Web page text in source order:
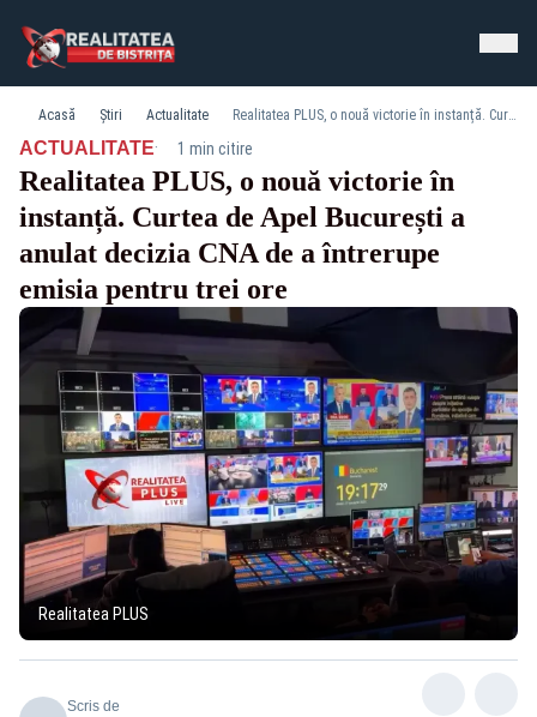
Acasă Știri Actualitate Realitatea PLUS, o nouă victorie în instanță. Curtea de Apel București a anulat decizia CNA de a întrerupe emisia pentru trei ore
ACTUALITATE· 1 min citire
Realitatea PLUS, o nouă victorie în
instanță. Curtea de Apel București a
anulat decizia CNA de a întrerupe
emisia pentru trei ore
Realitatea PLUS
Scris de